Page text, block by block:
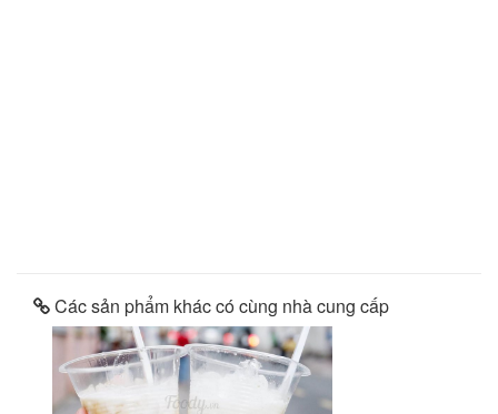
Các sản phẩm khác có cùng nhà cung cấp